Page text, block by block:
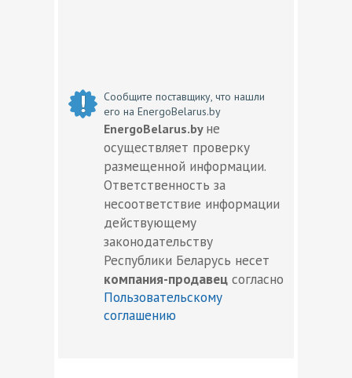
Сообщите поставщику, что нашли
его на EnergoBelarus.by
EnergoBelarus.by не
осуществляет проверку
размещенной информации.
Ответственность за
несоответствие информации
действующему
законодательству
Республики Беларусь несет
компания-продавец согласно
Пользовательскому
соглашению